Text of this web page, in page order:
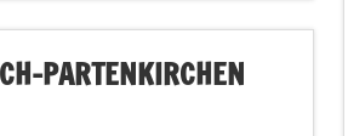
PARTENKIRCHEN